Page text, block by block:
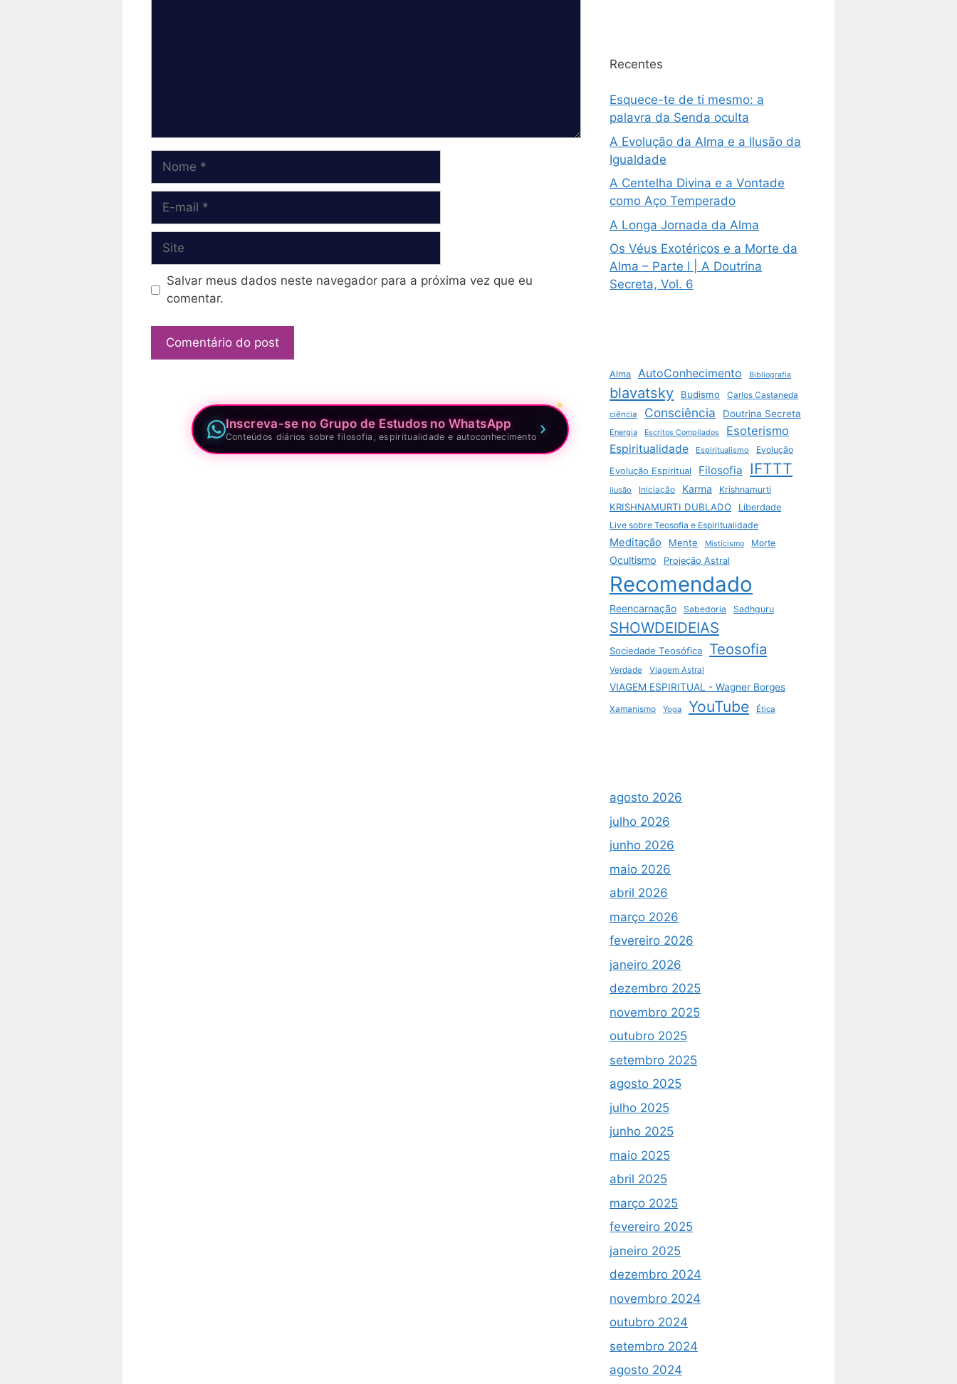
Nome
Site
Salvar meus dados neste navegador para a próxima vez que eu
comentar.
Inscreva-se no Grupo de Estudos no WhatsApp
Conteúdos diários sobre filosofia, espiritualidade e autoconhecimento
Recentes
Esquece-te de ti mesmo: a
palavra da Senda oculta
A Evolução da Alma e a Ilusão da
Igualdade
A Centelha Divina e a Vontade
como Aço Temperado
A Longa Jornada da Alma
Os Véus Exotéricos e a Morte da
Alma – Parte I | A Doutrina
Secreta, Vol. 6
Alma AutoConhecimento Bibliografia
blavatsky Budismo
Carlos Castaneda
ciência
Consciência Doutrina Secreta
Energia Escritos Compilados Esoterismo
Espiritualidade Espiritualismo
Evolução
Evolução Espiritual
Filosofia IFTTT
ilusão Iniciação Karma Krishnamurti
KRISHNAMURTI DUBLADO
Liberdade
Live sobre Teosofia e Espiritualidade
Meditação Mente Misticismo Morte
Ocultismo Projeção Astral
Recomendado
Reencarnação Sabedoria Sadhguru
SHOWDEIDEIAS
Sociedade Teosófica Teosofia
Verdade Viagem Astral
VIAGEM ESPIRITUAL - Wagner Borges
Xamanismo Yoga YouTube Ética
agosto 2026
julho 2026
junho 2026
maio 2026
abril 2026
março 2026
fevereiro 2026
janeiro 2026
dezembro 2025
novembro 2025
outubro 2025
setembro 2025
agosto 2025
julho 2025
junho 2025
maio 2025
abril 2025
março 2025
fevereiro 2025
janeiro 2025
dezembro 2024
novembro 2024
outubro 2024
setembro 2024
agosto 2024